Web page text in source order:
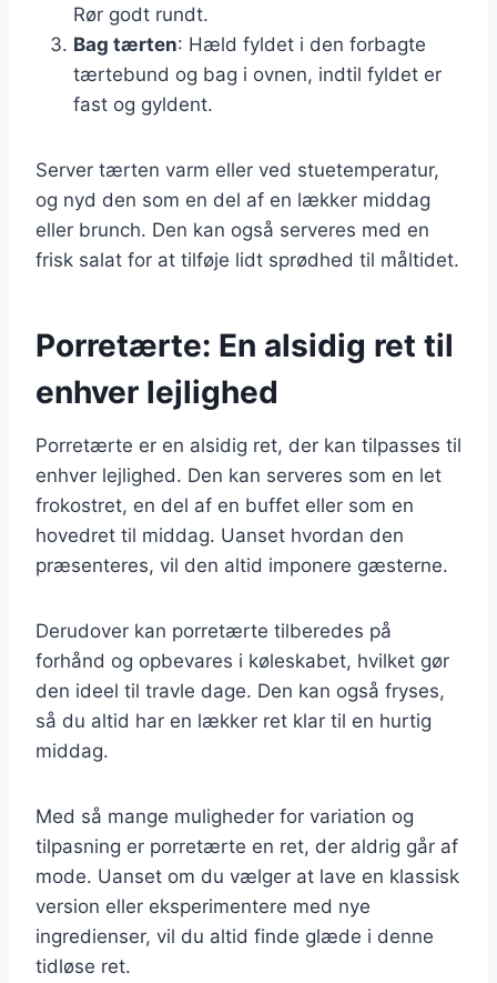
Rør godt rundt.
Bag tærten: Hæld fyldet i den forbagte
tærtebund og bag i ovnen, indtil fyldet er
fast og gyldent.
Server tærten varm eller ved stuetemperatur,
og nyd den som en del af en lækker middag
eller brunch. Den kan også serveres med en
frisk salat for at tilføje lidt sprødhed til måltidet.
Porretærte: En alsidig ret til
enhver lejlighed
Porretærte er en alsidig ret, der kan tilpasses til
enhver lejlighed. Den kan serveres som en let
frokostret, en del af en buffet eller som en
hovedret til middag. Uanset hvordan den
præsenteres, vil den altid imponere gæsterne.
Derudover kan porretærte tilberedes på
forhånd og opbevares i køleskabet, hvilket gør
den ideel til travle dage. Den kan også fryses,
så du altid har en lækker ret klar til en hurtig
middag.
Med så mange muligheder for variation og
tilpasning er porretærte en ret, der aldrig går af
mode. Uanset om du vælger at lave en klassisk
version eller eksperimentere med nye
ingredienser, vil du altid finde glæde i denne
tidløse ret.